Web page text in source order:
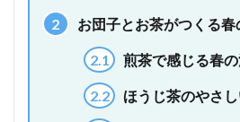
2
お団子とお茶がつくる春
2.1 煎茶で感じる春
2.2 ほうじ茶のやさ